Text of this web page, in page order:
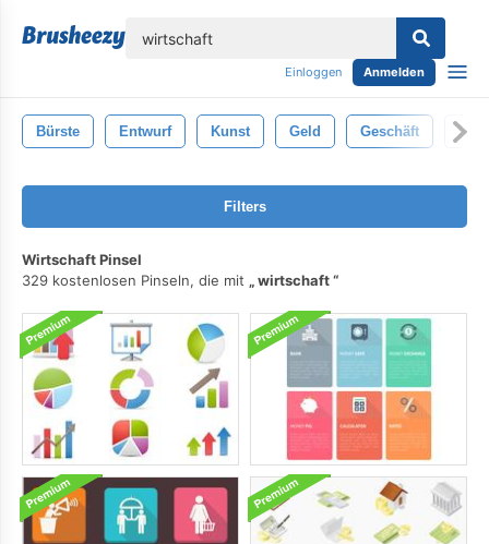
Einloggen Anmelden
Bürste Entwurf Kunst Geld Geschäft
Filters
Wirtschaft Pinsel
329 kostenlosen Pinseln, die mit
wirtschaft